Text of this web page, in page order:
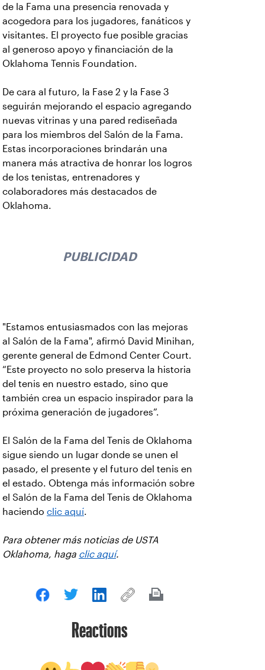
de la Fama una presencia renovada y
acogedora para los jugadores, fanáticos y
visitantes. El proyecto fue posible gracias
al generoso apoyo y financiación de la
Oklahoma Tennis Foundation.
De cara al futuro, la Fase 2 y la Fase 3
seguirán mejorando el espacio agregando
nuevas vitrinas y una pared rediseñada
para los miembros del Salón de la Fama.
Estas incorporaciones brindarán una
manera más atractiva de honrar los logros
de los tenistas, entrenadores y
colaboradores más destacados de
Oklahoma.
PUBLICIDAD
"Estamos entusiasmados con las mejoras
al Salón de la Fama", afirmó David Minihan,
gerente general de Edmond Center Court.
“Este proyecto no solo preserva la historia
del tenis en nuestro estado, sino que
también crea un espacio inspirador para la
próxima generación de jugadores”.
El Salón de la Fama del Tenis de Oklahoma
sigue siendo un lugar donde se unen el
pasado, el presente y el futuro del tenis en
el estado. Obtenga más información sobre
el Salón de la Fama del Tenis de Oklahoma
haciendo clic aquí.
Para obtener más noticias de USTA
Oklahoma, haga clic aquí.
Reactions